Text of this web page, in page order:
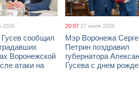
2026
сообщил
Воронежской
атаки на
20:07 27 июля 2026
Мэр Воронежа
Петрин поздравил
губернатора
Гусева с днем